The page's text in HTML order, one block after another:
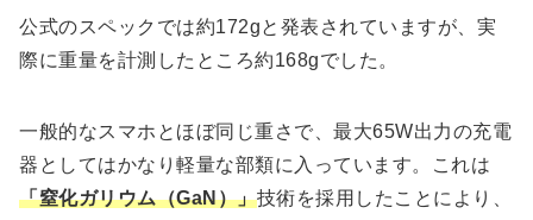
公式のスペックでは約172gと発表されていますが、実
際に重量を計測したところ約168gでした。
一般的なスマホとほぼ同じ重さで、最大65W出力の充電
器としてはかなり軽量な部類に入っています。これは
「窒化ガリウム（GaN）」技術を採用したことにより、